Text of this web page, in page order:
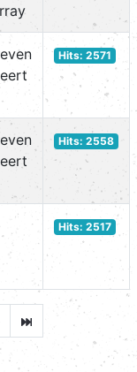
Hits: 2571
Hits: 2558
Hits: 2517